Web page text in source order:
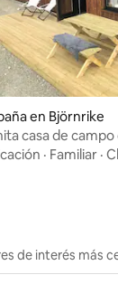
5 de 5,
en Björnrike
casa de campo
6 camas y
· Familiar ·
de interés más